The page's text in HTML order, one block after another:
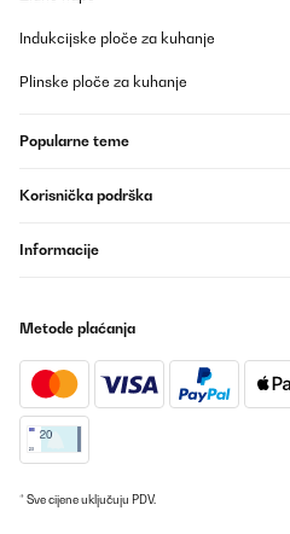
Indukcijske ploče za kuhanje
Plinske ploče za kuhanje
Popularne teme
Korisnička podrška
Informacije
Metode plaćanja
* Sve cijene uključuju PDV.